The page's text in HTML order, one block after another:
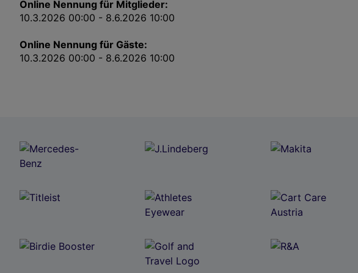
Online Nennung für Mitglieder:
10.3.2026 00:00 - 8.6.2026 10:00
Online Nennung für Gäste:
10.3.2026 00:00 - 8.6.2026 10:00